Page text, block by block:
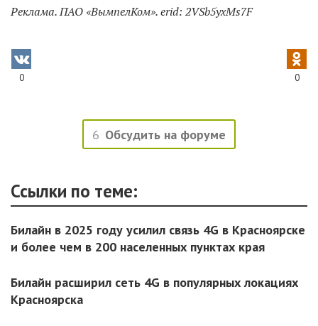
Реклама. ПАО «ВымпелКом». erid: 2VSb5yxMs7F
0 0
6 Обсудить на форуме
Ссылки по теме:
Билайн в 2025 году усилил связь 4G в Красноярске
и более чем в 200 населенных пунктах края
Билайн расширил сеть 4G в популярных локациях
Красноярска